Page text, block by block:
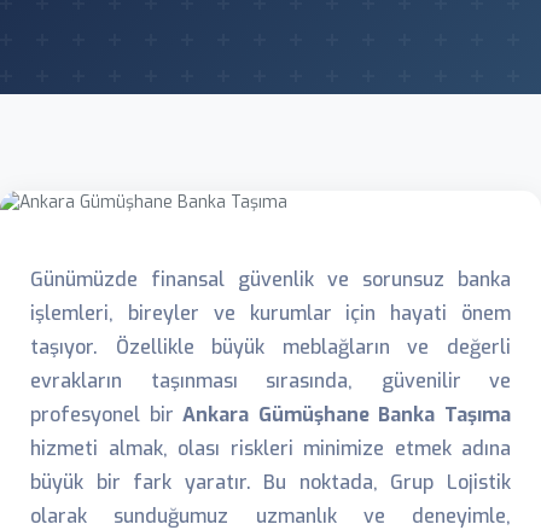
Günümüzde finansal güvenlik ve sorunsuz banka
işlemleri, bireyler ve kurumlar için hayati önem
taşıyor. Özellikle büyük meblağların ve değerli
evrakların taşınması sırasında, güvenilir ve
profesyonel birAnkara Gümüşhane Banka Taşıma
hizmeti almak, olası riskleri minimize etmek adına
büyük bir fark yaratır. Bu noktada, Grup Lojistik
olarak sunduğumuz uzmanlık ve deneyimle,